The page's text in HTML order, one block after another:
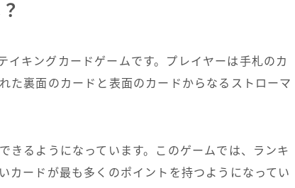
キングカードゲームです。プレイヤーは手札のカ
た裏面のカードと表面のカードからなるストローマ
きるようになっています。このゲームでは、ランキ
カードが最も多くのポイントを持つようになってい